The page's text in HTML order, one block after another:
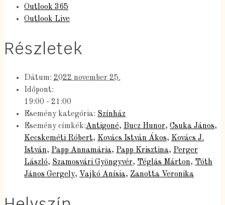
Outlook 365
Outlook Live
Részletek
Dátum: 2022 november 25.
Időpont:
19:00 - 21:00
Esemény kategória: Színház
Esemény címkék:Antigoné, Bucz Hunor, Csuka János,
Kecskeméti Róbert, Kovács István Ákos, Kovács J.
István, Papp Annamária, Papp Krisztina, Perger
László, Szamosvári Gyöngyvér, Téglás Márton, Tóth
János Gergely, Vajkó Anísia, Zanotta Veronika